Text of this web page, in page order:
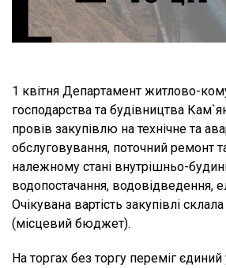
1 квітня Депаpтамент житлово-
господарства та будівництва
провів закупівлю на технічне та
обслуговування, поточний ремонт
належному стані внутрішньо-
водопостачання, водовідведення,
Очікувана вартість закупівлі склала
(місцевий бюджет).
На торгах без торгу переміг